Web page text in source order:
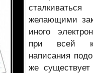
желающими
иного
при всей
написания
же существует